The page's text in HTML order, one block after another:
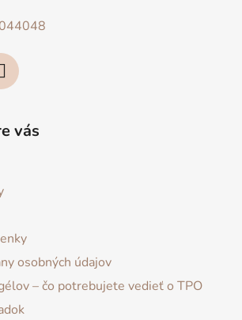
vás
osobných údajov
– čo potrebujete vedieť o TPO